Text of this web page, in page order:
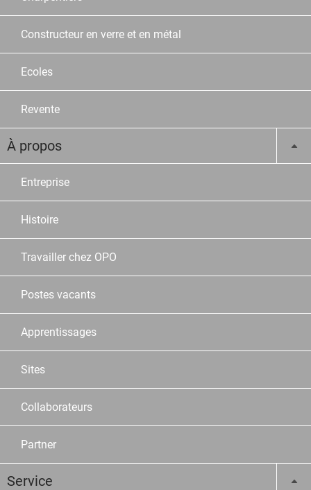
Constructeur en verre et en métal
Ecoles
Revente
À propos
Entreprise
Histoire
Travailler chez OPO
Postes vacants
Apprentissages
Sites
Collaborateurs
Partner
Service